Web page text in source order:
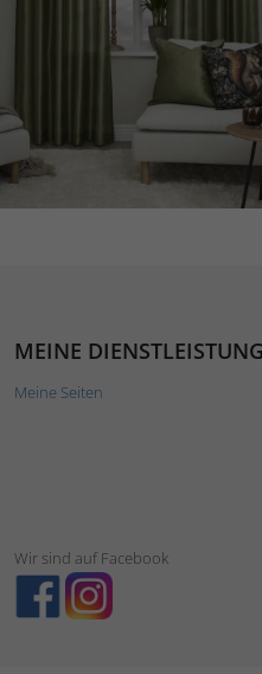
MEINE
Meine Seiten
Wir sind auf Facebook